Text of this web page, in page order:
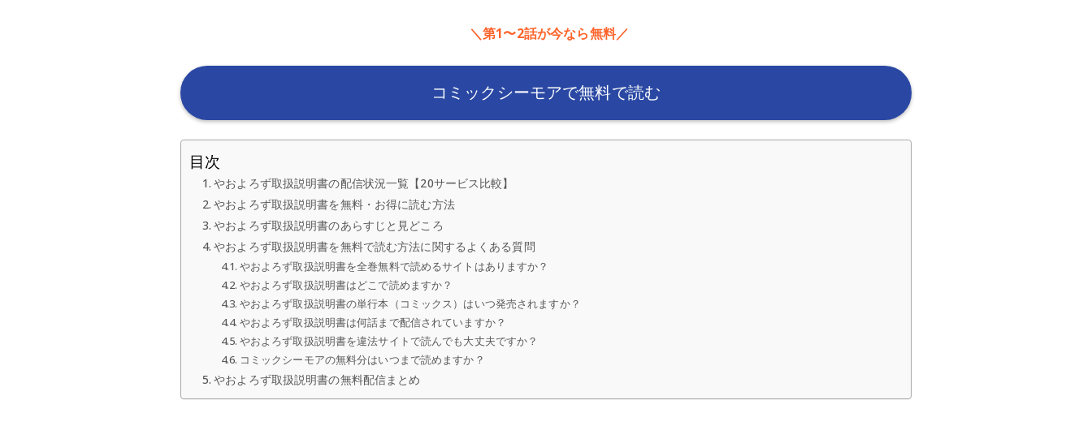
＼第1〜2話が今なら無料／
コミックシーモアで無料で読む
目次
やおよろず取扱説明書の配信状況一覧【20サービス比較】
やおよろず取扱説明書を無料・お得に読む方法
やおよろず取扱説明書のあらすじと見どころ
やおよろず取扱説明書を無料で読む方法に関するよくある質問
やおよろず取扱説明書を全巻無料で読めるサイトはありますか？
やおよろず取扱説明書はどこで読めますか？
やおよろず取扱説明書の単行本（コミックス）はいつ発売されますか？
やおよろず取扱説明書は何話まで配信されていますか？
やおよろず取扱説明書を違法サイトで読んでも大丈夫ですか？
コミックシーモアの無料分はいつまで読めますか？
やおよろず取扱説明書の無料配信まとめ